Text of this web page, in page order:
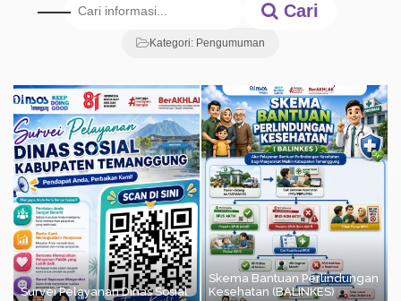
Cari
Kategori: Pengumuman
Survei Pelayanan Dinas Sosial
Skema Bantuan Perlindungan
Kesehatan (BALINKES)